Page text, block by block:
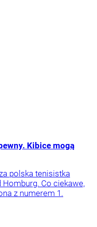
Kibice mogą
polska tenisistka
Co ciekawe,
z numerem 1.